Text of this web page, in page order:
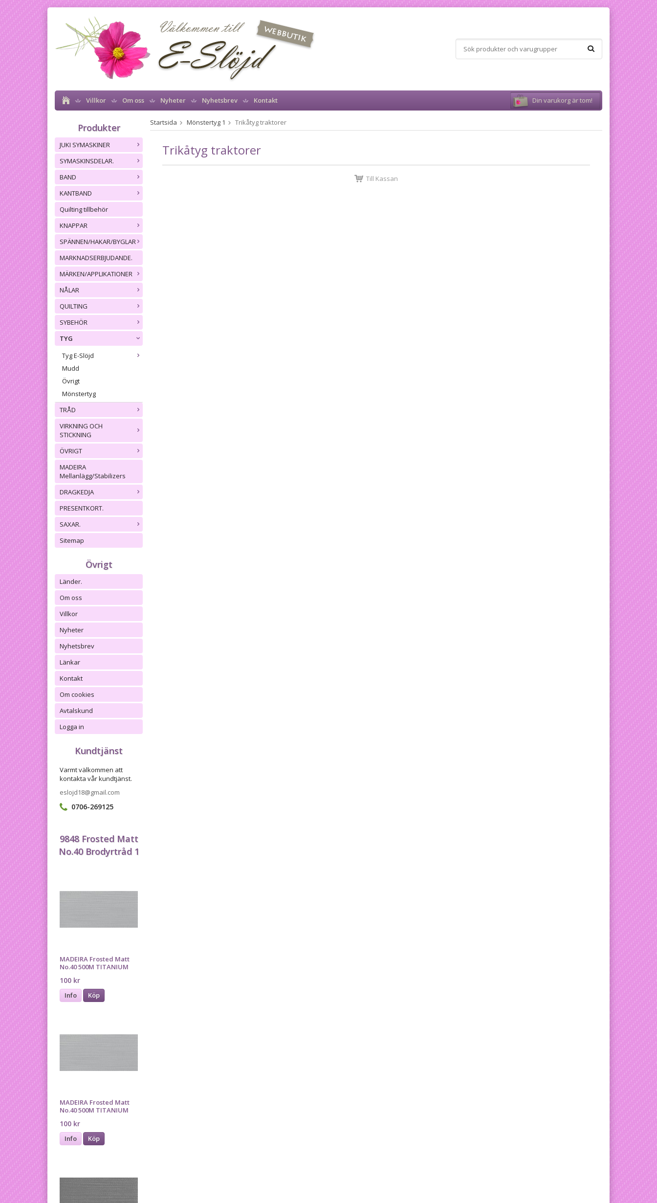
Villkor Om oss Nyheter Nyhetsbrev Kontakt Din varukorg är tom!
Produkter
JUKI SYMASKINER
SYMASKINSDELAR.
BAND
KANTBAND
Quilting tillbehör
KNAPPAR
SPÄNNEN/HAKAR/BYGLAR
MARKNADSERBJUDANDE.
MÄRKEN/APPLIKATIONER
NÅLAR
QUILTING
SYBEHÖR
TYG
Tyg E-Slöjd
Mudd
Övrigt
Mönstertyg
TRÅD
VIRKNING OCH
STICKNING
ÖVRIGT
MADEIRA
Mellanlägg/Stabilizers
DRAGKEDJA
PRESENTKORT.
SAXAR.
Sitemap
Övrigt
Länder.
Om oss
Villkor
Nyheter
Nyhetsbrev
Länkar
Kontakt
Om cookies
Avtalskund
Logga in
Kundtjänst
Varmt välkommen att
kontakta vår kundtjänst.
eslojd18@gmail.com
0706-269125
9848 Frosted Matt
No.40 Brodyrtråd 1
MADEIRA Frosted Matt
No.40 500M TITANIUM
100 kr
Info Köp
MADEIRA Frosted Matt
No.40 500M TITANIUM
100 kr
Info Köp
Startsida Mönstertyg 1 Trikåtyg traktorer
Trikåtyg traktorer
Till Kassan